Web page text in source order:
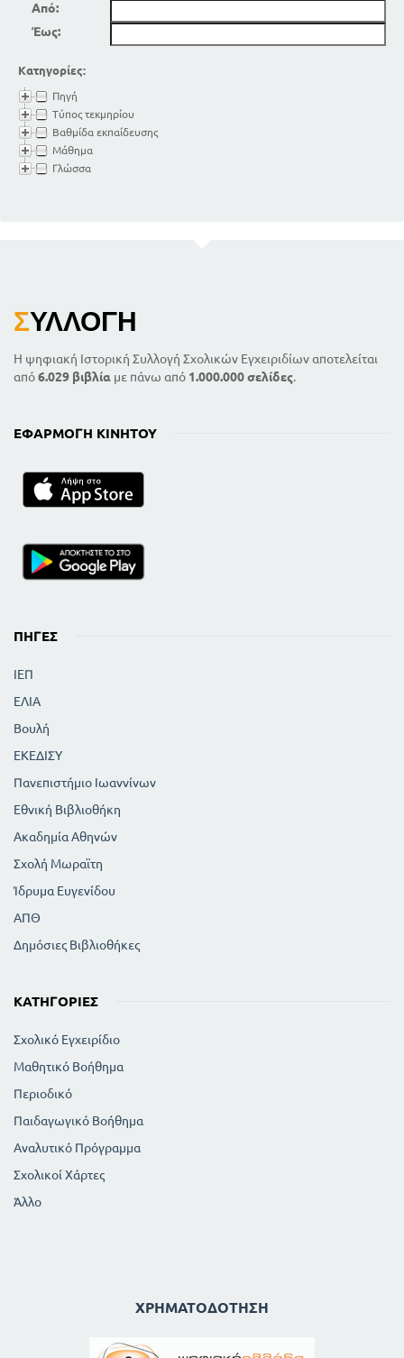
Από:
Έως:
Κατηγορίες:
Πηγή
Τύπος τεκμηρίου
Βαθμίδα εκπαίδευσης
Μάθημα
Γλώσσα
ΣΥΛΛΟΓΉ
Η ψηφιακή Ιστορική Συλλογή Σχολικών Εγχειριδίων αποτελείται
από6.029 βιβλία με πάνω από 1.000.000 σελίδες.
ΕΦΑΡΜΟΓΉ ΚΙΝΗΤΟΎ
ΠΗΓΈΣ
ΙΕΠ
ΕΛΙΑ
Βουλή
ΕΚΕΔΙΣΥ
Πανεπιστήμιο Ιωαννίνων
Εθνική Βιβλιοθήκη
Ακαδημία Αθηνών
Σχολή Μωραϊτη
Ίδρυμα Ευγενίδου
ΑΠΘ
Δημόσιες Βιβλιοθήκες
ΚΑΤΗΓΟΡΊΕΣ
Σχολικό Εγχειρίδιο
Μαθητικό Βοήθημα
Περιοδικό
Παιδαγωγικό Βοήθημα
Αναλυτικό Πρόγραμμα
Σχολικοί Χάρτες
Άλλο
ΧΡΗΜΑΤΟΔΌΤΗΣΗ